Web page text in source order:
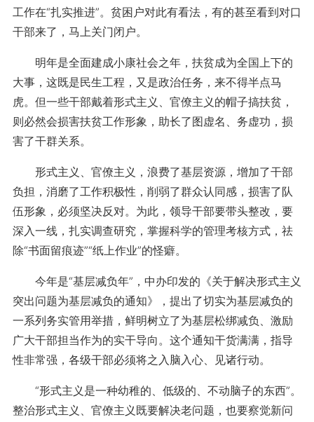
工作在“扎实推进”。贫困户对此有看法，有的甚至看到对口
干部来了，马上关门闭户。
明年是全面建成小康社会之年，扶贫成为全国上下的
大事，这既是民生工程，又是政治任务，来不得半点马
虎。但一些干部戴着形式主义、官僚主义的帽子搞扶贫，
则必然会损害扶贫工作形象，助长了图虚名、务虚功，损
害了干群关系。
形式主义、官僚主义，浪费了基层资源，增加了干部
负担，消磨了工作积极性，削弱了群众认同感，损害了队
伍形象，必须坚决反对。为此，领导干部要带头整改，要
深入一线，扎实调查研究，掌握科学的管理考核方式，祛
除“书面留痕迹”“纸上作业”的怪癖。
今年是“基层减负年”，中办印发的《关于解决形式主义
突出问题为基层减负的通知》，提出了切实为基层减负的
一系列务实管用举措，鲜明树立了为基层松绑减负、激励
广大干部担当作为的实干导向。这个通知干货满满，指导
性非常强，各级干部必须将之入脑入心、见诸行动。
“形式主义是一种幼稚的、低级的、不动脑子的东西”。
整治形式主义、官僚主义既要解决老问题，也要察觉新问